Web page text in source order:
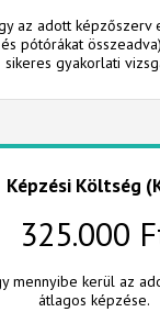
az adott képzőszerv
pótórákat
sikeres gyakorlati
Képzési Költség
325.000
mennyibe kerül az
átlagos képzése.